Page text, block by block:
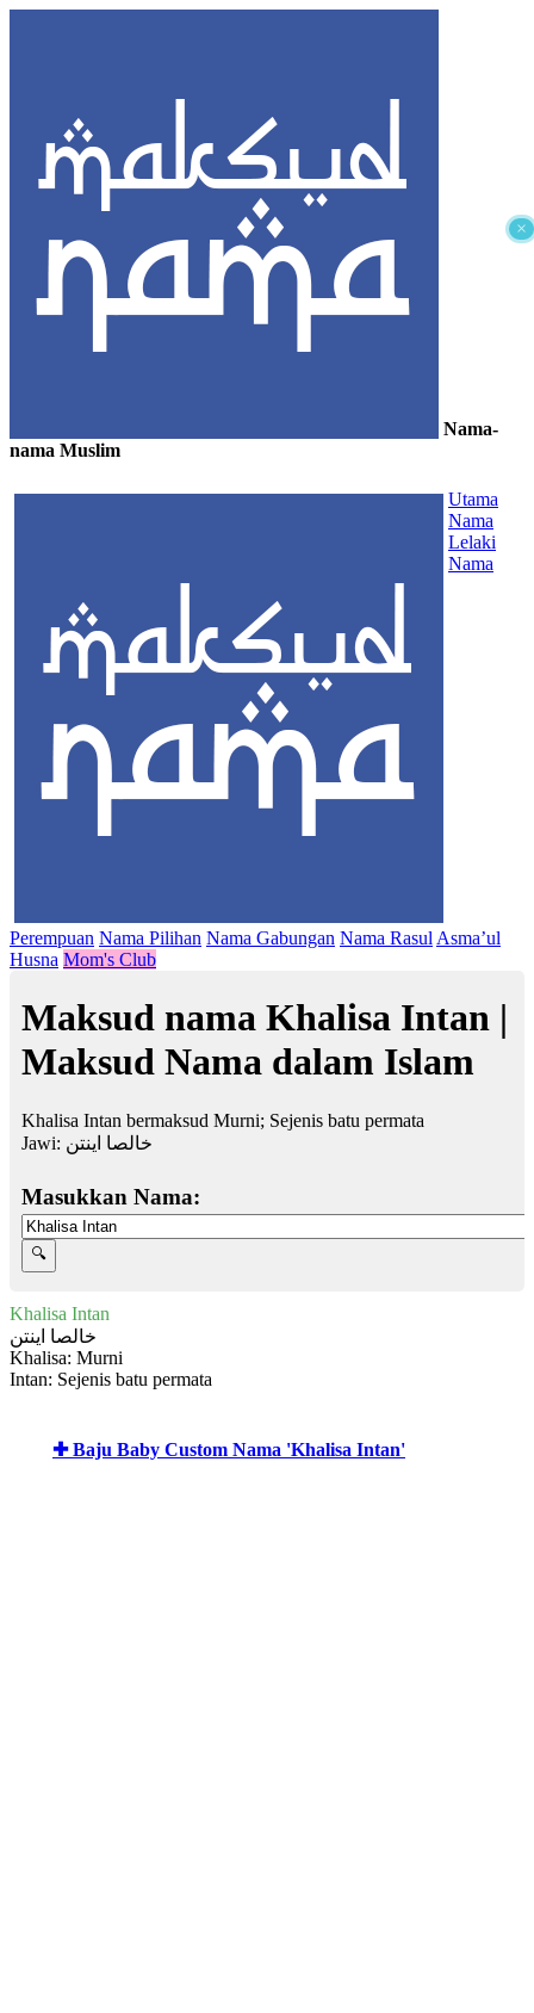
×
Nama-
nama Muslim
Utama
Nama
Lelaki
Nama
Perempuan Nama Pilihan Nama Gabungan Nama Rasul Asma’ul
Husna Mom's Club
Maksud nama Khalisa Intan |
Maksud Nama dalam Islam
Khalisa Intan bermaksud Murni; Sejenis batu permata
Jawi: خالصا اينتن
Masukkan Nama:
Khalisa Intan
خالصا اينتن
Khalisa: Murni
Intan: Sejenis batu permata
✚ Baju Baby Custom Nama 'Khalisa Intan'